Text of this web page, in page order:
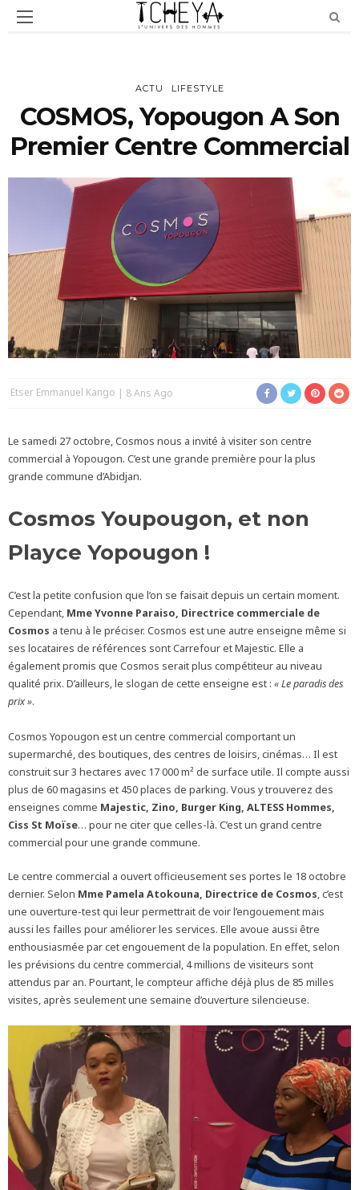
ACTU LIFESTYLE
COSMOS, Yopougon A Son
Premier Centre Commercial
Etser Emmanuel Kango 8 Ans Ago
Le samedi 27 octobre, Cosmos nous a invité à visiter son centre
commercial à Yopougon. C’est une grande première pour la plus
grande commune d’Abidjan.
Cosmos Youpougon, et non
Playce Yopougon !
C’est la petite confusion que l’on se faisait depuis un certain moment.
Cependant, Mme Yvonne Paraiso, Directrice commerciale de
Cosmos a tenu à le préciser. Cosmos est une autre enseigne même si
ses locataires de références sont Carrefour et Majestic. Elle a
également promis que Cosmos serait plus compétiteur au niveau
qualité prix. D’ailleurs, le slogan de cette enseigne est : « Le paradis des
prix ».
Cosmos Yopougon est un centre commercial comportant un
supermarché, des boutiques, des centres de loisirs, cinémas… Il est
construit sur 3 hectares avec 17 000 m² de surface utile. Il compte aussi
plus de 60 magasins et 450 places de parking. Vous y trouverez des
enseignes comme Majestic, Zino, Burger King, ALTESS Hommes,
Ciss St Moïse… pour ne citer que celles-là. C’est un grand centre
commercial pour une grande commune.
Le centre commercial a ouvert officieusement ses portes le 18 octobre
dernier. Selon Mme Pamela Atokouna, Directrice de Cosmos, c’est
une ouverture-test qui leur permettrait de voir l’engouement mais
aussi les failles pour améliorer les services. Elle avoue aussi être
enthousiasmée par cet engouement de la population. En effet, selon
les prévisions du centre commercial, 4 millions de visiteurs sont
attendus par an. Pourtant, le compteur affiche déjà plus de 85 milles
visites, après seulement une semaine d’ouverture silencieuse.